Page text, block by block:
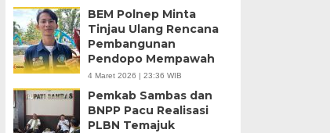
BEM Polnep Minta
Tinjau Ulang Rencana
Pembangunan
Pendopo Mempawah
4 Maret 2026 | 23:36 WIB
Pemkab Sambas dan
BNPP Pacu Realisasi
PLBN Temajuk